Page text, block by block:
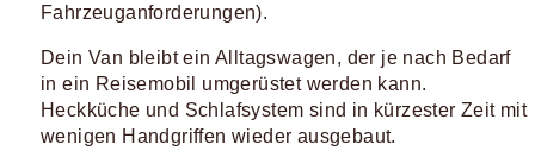
Fahrzeuganforderungen).
Dein Van bleibt ein Alltagswagen, der je nach Bedarf
in ein Reisemobil umgerüstet werden kann.
Heckküche und Schlafsystem sind in kürzester Zeit mit
wenigen Handgriffen wieder ausgebaut.